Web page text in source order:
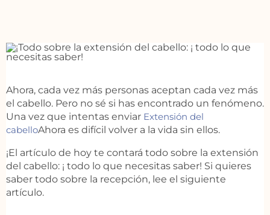
Ahora, cada vez más personas aceptan cada vez más
el cabello. Pero no sé si has encontrado un fenómeno.
Una vez que intentas enviar Extensión del
cabelloAhora es difícil volver a la vida sin ellos.
¡El artículo de hoy te contará todo sobre la extensión
del cabello: ¡ todo lo que necesitas saber! Si quieres
saber todo sobre la recepción, lee el siguiente
artículo.